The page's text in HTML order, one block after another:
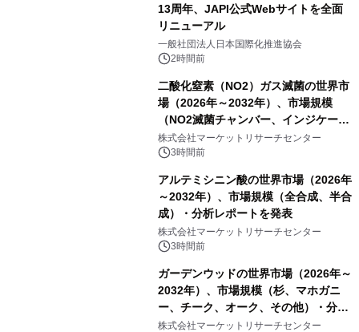
13周年、JAPI公式Webサイトを全面
リニューアル
一般社団法人日本国際化推進協会
2時間前
二酸化窒素（NO2）ガス滅菌の世界市
場（2026年～2032年）、市場規模
（NO2滅菌チャンバー、インジケータ
ーおよびモニタリングシステム、その
他）・分析レポートを発表
株式会社マーケットリサーチセンター
3時間前
アルテミシニン酸の世界市場（2026年
～2032年）、市場規模（全合成、半合
成）・分析レポートを発表
株式会社マーケットリサーチセンター
3時間前
ガーデンウッドの世界市場（2026年～
2032年）、市場規模（杉、マホガニ
ー、チーク、オーク、その他）・分析
レポートを発表
株式会社マーケットリサーチセンター